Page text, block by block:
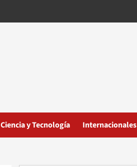
Ciencia y Tecnología Internacionales